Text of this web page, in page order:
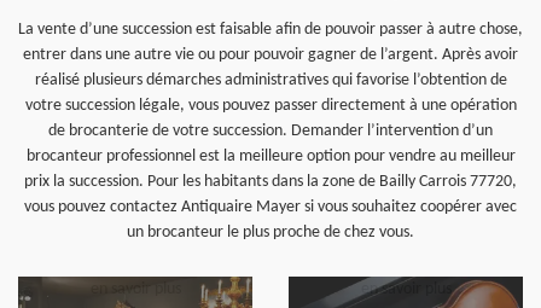
La vente d’une succession est faisable afin de pouvoir passer à autre chose,
entrer dans une autre vie ou pour pouvoir gagner de l’argent. Après avoir
réalisé plusieurs démarches administratives qui favorise l’obtention de
votre succession légale, vous pouvez passer directement à une opération
de brocanterie de votre succession. Demander l’intervention d’un
brocanteur professionnel est la meilleure option pour vendre au meilleur
prix la succession. Pour les habitants dans la zone de Bailly Carrois 77720,
vous pouvez contactez Antiquaire Mayer si vous souhaitez coopérer avec
un brocanteur le plus proche de chez vous.
en savoir plus en savoir plus